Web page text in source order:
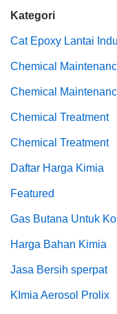
Kategori
Cat Epoxy Lantai
Chemical
Chemical
Chemical Treatment
Chemical Treatment
Daftar Harga Kimia
Featured
Gas Butana Untuk
Harga Bahan Kimia
Jasa Bersih sperpat
KImia Aerosol Prolix